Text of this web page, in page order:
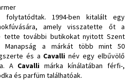
folytatódtak. 1994-ben kitalált egy
amely visszatette őt a
tette további butikokat nyitott Szent
Manapság a márkát több mint 50
és a Cavallinév egy elbűvölő
A Cavallimárka kínálatában férfi-,
és parfüm találhatóak.